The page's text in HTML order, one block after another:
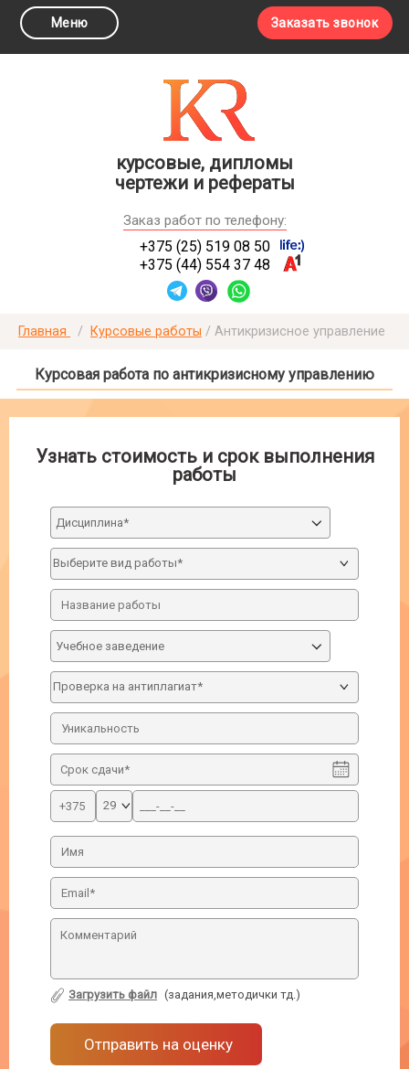
Меню Заказать звонок
курсовые, дипломы
чертежи и рефераты
Заказ работ по телефону:
+375 (25) 519 08 50
+375 (44) 554 37 48
Главная / Курсовые работы / Антикризисное управление
Курсовая работа по антикризисному управлению
Узнать стоимость и срок выполнения
работы
Дисциплина*
Учебное заведение
Загрузить файл (задания,методички тд.)
Отправить на оценку